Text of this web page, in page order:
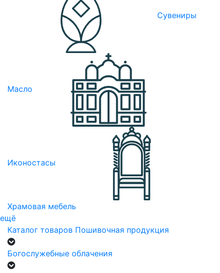
Сувениры
Масло
Иконостасы
Храмовая мебель
ещё
Каталог товаров Пошивочная продукция
Богослужебные облачения